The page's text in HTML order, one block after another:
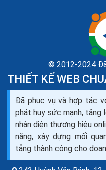
345 kỹ năng thiết yếu
quả nhất
Kiên nhẫn không chỉ giúp
mà một nghiên cứu của
mất kiên nhẫn không chỉ
© 2012-2024
THIẾT KẾ WEB
Đã phục vụ và hợp tác
phát huy sức mạnh, tăng
nhận diện thương hiệu
năng, xây dựng mối
tảng thành công cho